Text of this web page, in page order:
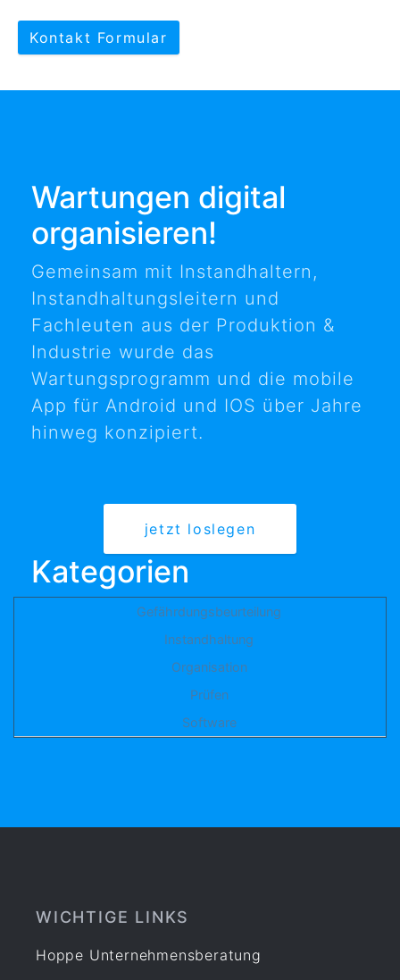
Kontakt Formular
Wartungen digital
organisieren!
Gemeinsam mit Instandhaltern,
Instandhaltungsleitern und
Fachleuten aus der Produktion &
Industrie wurde das
Wartungsprogramm und die mobile
App für Android und IOS über Jahre
hinweg konzipiert.
jetzt loslegen
Kategorien
Gefährdungsbeurteilung
Instandhaltung
Organisation
Prüfen
Software
WICHTIGE LINKS
Hoppe Unternehmensberatung